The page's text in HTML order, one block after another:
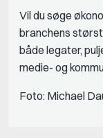
Vil du søge
branchens
både legater,
medie- og
Foto: Michael